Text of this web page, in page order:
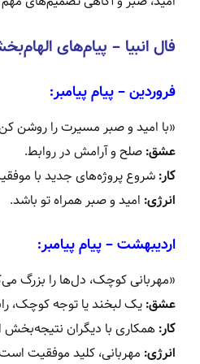
فال انبیا – پیام‌های
فروردین – پیام پیامبر:
«با امید و صبر مسیرت را روشن
عشق: صلح و آرامش در روابط.
کار:شروع پروژه‌های جدید با
انرژی: امید و صبر همراه تو باشد.
اردیبهشت – پیام پیامبر:
«مهربانی کوچک، دل‌ها را بزرگ
عشق:یک لبخند یا توجه کوچک،
کار: همکاری با دیگران
انرژی: مهربانی، کلید موفقیت